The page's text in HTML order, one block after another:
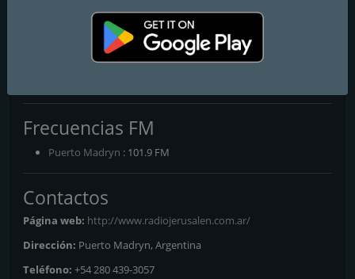
Radio Vale 97.5 FM
Frecuencias FM
Puerto Madryn : 101.9 FM
Contactos
Página web: http://www.radiojerusalen.com.ar/
Dirección: Puerto Madryn, Argentina
Teléfono: +54 280 439-3057